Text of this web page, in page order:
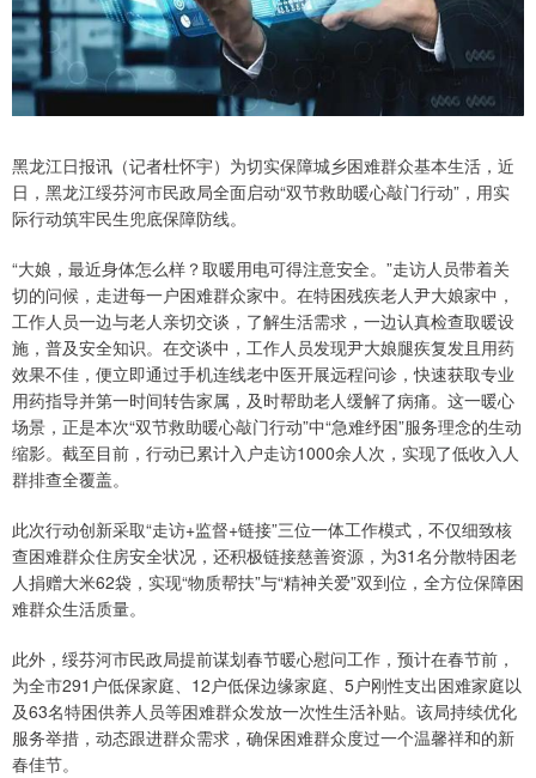
黑龙江日报讯（记者杜怀宇）为切实保障城乡困难群众基本生活，近
日，黑龙江绥芬河市民政局全面启动“双节救助暖心敲门行动”，用实
际行动筑牢民生兜底保障防线。
“大娘，最近身体怎么样？取暖用电可得注意安全。”走访人员带着关
切的问候，走进每一户困难群众家中。在特困残疾老人尹大娘家中，
工作人员一边与老人亲切交谈，了解生活需求，一边认真检查取暖设
施，普及安全知识。在交谈中，工作人员发现尹大娘腿疾复发且用药
效果不佳，便立即通过手机连线老中医开展远程问诊，快速获取专业
用药指导并第一时间转告家属，及时帮助老人缓解了病痛。这一暖心
场景，正是本次“双节救助暖心敲门行动”中“急难纾困”服务理念的生动
缩影。截至目前，行动已累计入户走访1000余人次，实现了低收入人
群排查全覆盖。
此次行动创新采取“走访+监督+链接”三位一体工作模式，不仅细致核
查困难群众住房安全状况，还积极链接慈善资源，为31名分散特困老
人捐赠大米62袋，实现“物质帮扶”与“精神关爱”双到位，全方位保障困
难群众生活质量。
此外，绥芬河市民政局提前谋划春节暖心慰问工作，预计在春节前，
为全市291户低保家庭、12户低保边缘家庭、5户刚性支出困难家庭以
及63名特困供养人员等困难群众发放一次性生活补贴。该局持续优化
服务举措，动态跟进群众需求，确保困难群众度过一个温馨祥和的新
春佳节。